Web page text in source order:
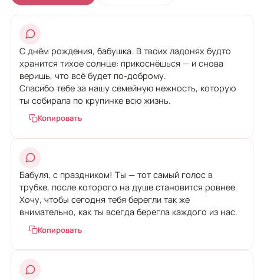
С днём рождения, бабушка. В твоих ладонях будто
хранится тихое солнце: прикоснёшься — и снова
веришь, что всё будет по-доброму.
Спасибо тебе за нашу семейную нежность, которую
ты собирала по крупинке всю жизнь.
Копировать
Бабуля, с праздником! Ты — тот самый голос в
трубке, после которого на душе становится ровнее.
Хочу, чтобы сегодня тебя берегли так же
внимательно, как ты всегда берегла каждого из нас.
Копировать